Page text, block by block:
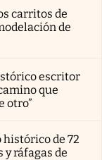
carritos de
de
escritor
que
otro”
de 72
ráfagas de